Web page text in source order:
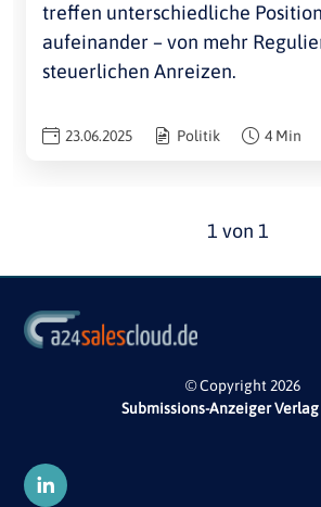
treffen unterschiedliche
aufeinander – von mehr
steuerlichen Anreizen.
23.06.2025 Politik 4 Min
1 von 1
© Copyright 2026
Submissions-Anzeiger Verlag